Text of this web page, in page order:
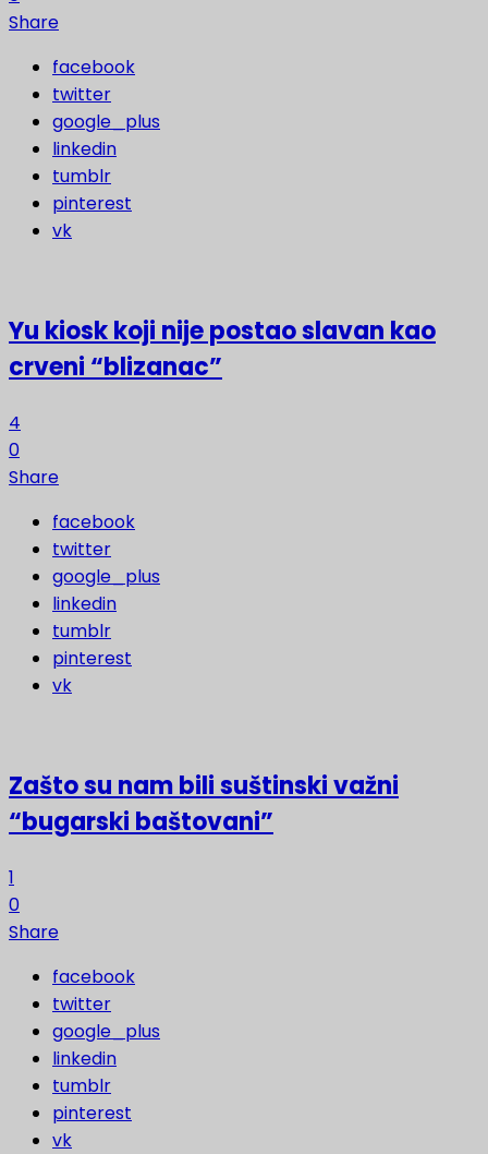
Share
facebook
twitter
google_plus
linkedin
tumblr
pinterest
vk
Yu kiosk koji nije postao slavan kao
crveni “blizanac”
4
0
Share
facebook
twitter
google_plus
linkedin
tumblr
pinterest
vk
Zašto su nam bili suštinski važni
“bugarski baštovani”
1
0
Share
facebook
twitter
google_plus
linkedin
tumblr
pinterest
vk